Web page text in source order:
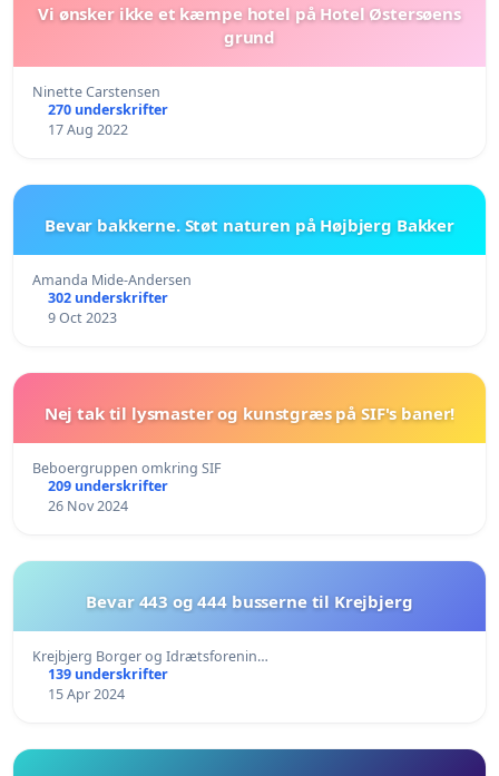
Vi ønsker ikke et kæmpe hotel på Hotel Østersøens
grund
Ninette Carstensen
270 underskrifter
17 Aug 2022
Bevar bakkerne. Støt naturen på Højbjerg Bakker
Amanda Mide-Andersen
302 underskrifter
9 Oct 2023
Nej tak til lysmaster og kunstgræs på SIF's baner!
Beboergruppen omkring SIF
209 underskrifter
26 Nov 2024
Bevar 443 og 444 busserne til Krejbjerg
Krejbjerg Borger og Idrætsforenin…
139 underskrifter
15 Apr 2024